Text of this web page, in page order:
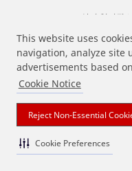
This website uses
navigation, analyze site
advertisements based
Cookie Notice
Reject Non-Essential
Cookie Preferences
상기 열거된